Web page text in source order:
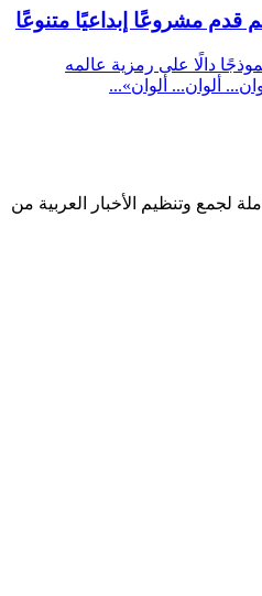
مشروعًا إبداعيًا متنوعًا
دالًا على رمزية عالمه
ألوان... ألوان»...
لجمع وتنظيم الأخبار العربية من